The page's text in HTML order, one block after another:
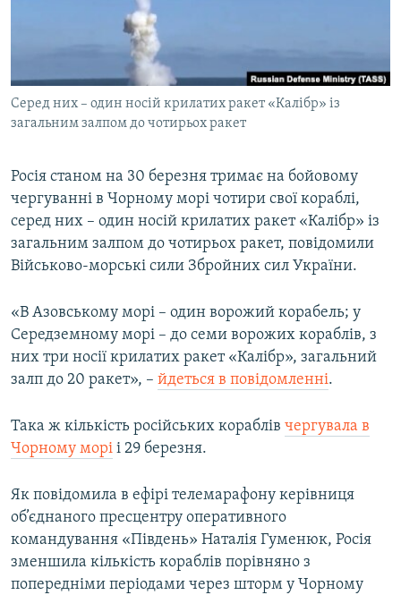
ВІДЕОУРОКИ «ELIFBE»
СВІДЧЕННЯ ОКУПАЦІЇ
УКРАЇНСЬКА ПРОБЛЕМА КРИМУ
ІНФОГРАФІКА
ДОЛУЧАЙСЯ!
Усі сайти RFE/RL
Cеред них – один носій крилатих ракет «Калібр» із
загальним залпом до чотирьох ракет
Росія станом на 30 березня тримає на бойовому
чергуванні в Чорному морі чотири свої кораблі,
серед них – один носій крилатих ракет «Калібр» із
загальним залпом до чотирьох ракет, повідомили
Військово-морські сили Збройних сил України.
«В Азовському морі – один ворожий корабель; у
Середземному морі – до семи ворожих кораблів, з
них три носії крилатих ракет «Калібр», загальний
залп до 20 ракет», – йдеться в повідомленні.
Така ж кількість російських кораблів чергувала в
Чорному морі і 29 березня.
Як повідомила в ефірі телемарафону керівниця
об’єднаного пресцентру оперативного
командування «Південь» Наталія Гуменюк, Росія
зменшила кількість кораблів порівняно з
попередніми періодами через шторм у Чорному